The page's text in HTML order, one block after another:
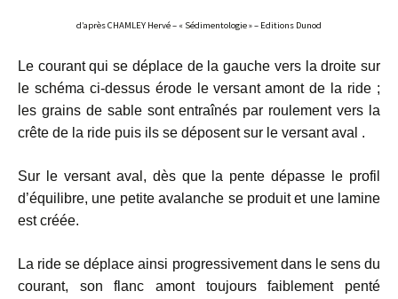
d’après CHAMLEY Hervé – « Sédimentologie » – Editions Dunod
Le courant qui se déplace de la gauche vers la droite sur
le schéma ci-dessus érode le versant amont de la ride ;
les grains de sable sont entraînés par roulement vers la
crête de la ride puis ils se déposent sur le versant aval .
Sur le versant aval, dès que la pente dépasse le profil
d’équilibre, une petite avalanche se produit et une lamine
est créée.
La ride se déplace ainsi progressivement dans le sens du
courant, son flanc amont toujours faiblement penté